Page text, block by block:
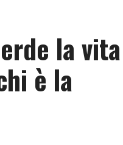
la vita
è la